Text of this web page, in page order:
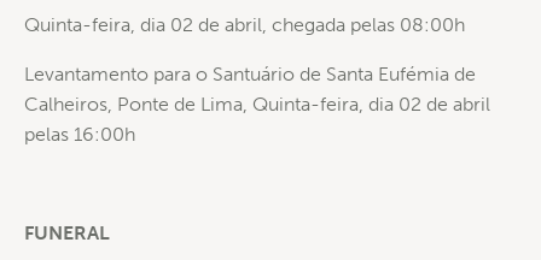
Quinta-feira, dia 02 de abril, chegada pelas 08:00h
Levantamento para o Santuário de Santa Eufémia de
Calheiros, Ponte de Lima, Quinta-feira, dia 02 de abril
pelas 16:00h
FUNERAL